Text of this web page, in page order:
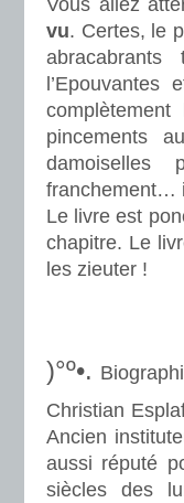
Vous allez
vu. Certes, le
pincements
franchement…
Le livre est
chapitre. Le
les zieuter !
)°º•.
Christian
Ancien
aussi réputé
siècles des